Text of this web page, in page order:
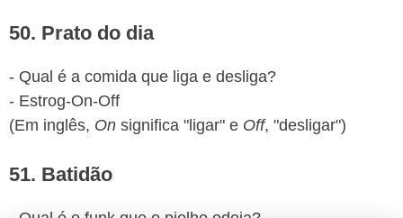
50. Prato do dia
- Qual é a comida que liga e desliga?
- Estrog-On-Off
(Em inglês, On significa "ligar" e Off, "desligar")
51. Batidão